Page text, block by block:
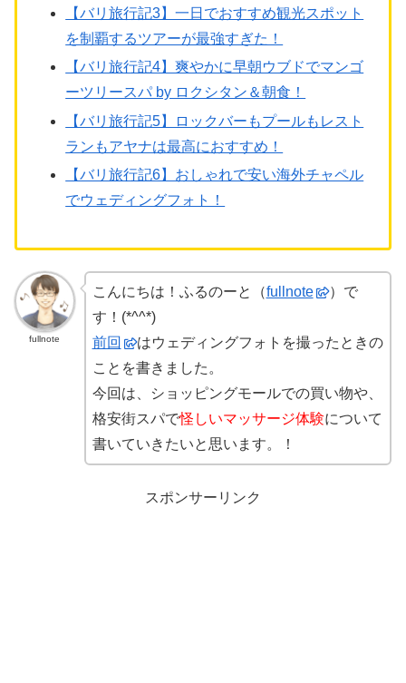
【バリ旅行記3】一日でおすすめ観光スポット
を制覇するツアーが最強すぎた！
【バリ旅行記4】爽やかに早朝ウブドでマンゴ
ーツリースパ by ロクシタン＆朝食！
【バリ旅行記5】ロックバーもプールもレスト
ランもアヤナは最高におすすめ！
【バリ旅行記6】おしゃれで安い海外チャペル
でウェディングフォト！
fullnote
こんにちは！ふるのーと（fullnote
）で
す！(*^^*)
前回
はウェディングフォトを撮ったときの
ことを書きました。
今回は、ショッピングモールでの買い物や、
格安街スパで怪しいマッサージ体験について
書いていきたいと思います。！
スポンサーリンク